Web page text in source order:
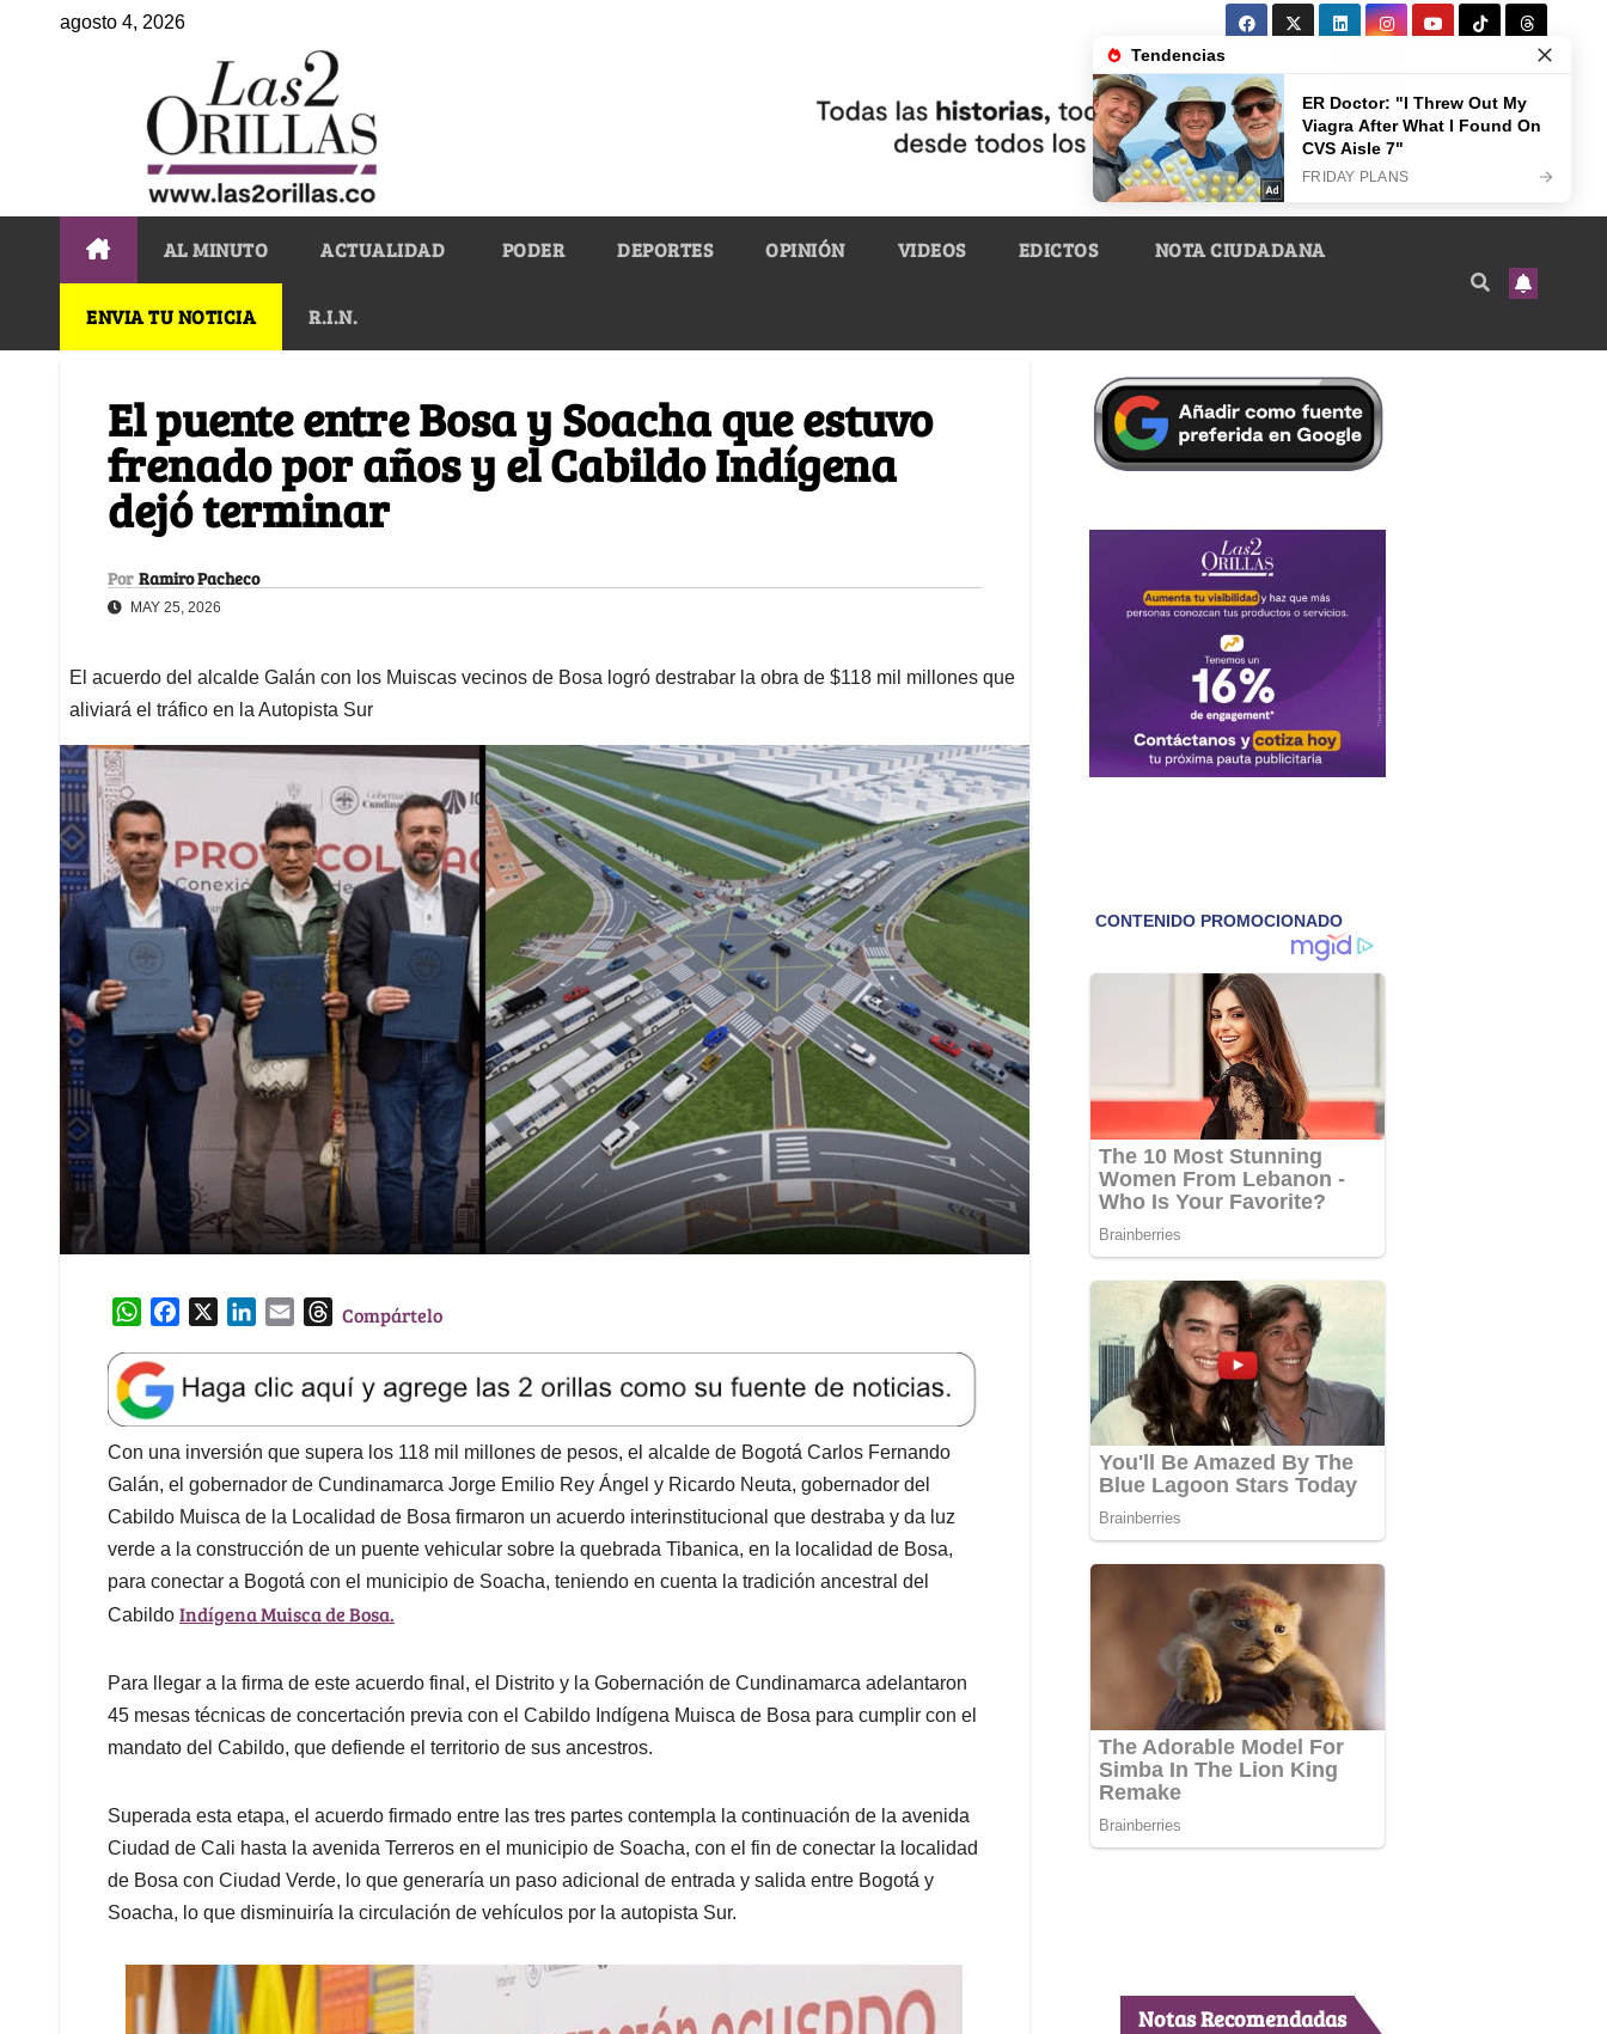
agosto 4, 2026
AL MINUTO ACTUALIDAD PODER DEPORTES OPINIÓN VIDEOS EDICTOS NOTA CIUDADANA
ENVIA TU NOTICIA R.I.N.
El puente entre Bosa y Soacha que estuvo
frenado por años y el Cabildo Indígena
dejó terminar
Por Ramiro Pacheco
MAY 25, 2026
El acuerdo del alcalde Galán con los Muiscas vecinos de Bosa logró destrabar la obra de $118 mil millones que
aliviará el tráfico en la Autopista Sur
W
a
t
s
A
p
p
e
b
o
o
k
k
e
d
I
n
l
T
e
a
d
s
Compártelo
Con una inversión que supera los 118 mil millones de pesos, el alcalde de Bogotá Carlos Fernando
Galán, el gobernador de Cundinamarca Jorge Emilio Rey Ángel y Ricardo Neuta, gobernador del
Cabildo Muisca de la Localidad de Bosa firmaron un acuerdo interinstitucional que destraba y da luz
verde a la construcción de un puente vehicular sobre la quebrada Tibanica, en la localidad de Bosa,
para conectar a Bogotá con el municipio de Soacha, teniendo en cuenta la tradición ancestral del
Cabildo Indígena Muisca de Bosa.
Para llegar a la firma de este acuerdo final, el Distrito y la Gobernación de Cundinamarca adelantaron
45 mesas técnicas de concertación previa con el Cabildo Indígena Muisca de Bosa para cumplir con el
mandato del Cabildo, que defiende el territorio de sus ancestros.
Superada esta etapa, el acuerdo firmado entre las tres partes contempla la continuación de la avenida
Ciudad de Cali hasta la avenida Terreros en el municipio de Soacha, con el fin de conectar la localidad
de Bosa con Ciudad Verde, lo que generaría un paso adicional de entrada y salida entre Bogotá y
Soacha, lo que disminuiría la circulación de vehículos por la autopista Sur.
Notas Recomendadas